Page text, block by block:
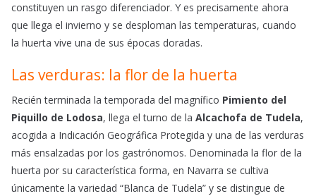
constituyen un rasgo diferenciador. Y es precisamente ahora
que llega el invierno y se desploman las temperaturas, cuando
la huerta vive una de sus épocas doradas.
Las verduras: la flor de la huerta
Recién terminada la temporada del magnífico Pimiento del
Piquillo de Lodosa, llega el turno de la Alcachofa de Tudela,
acogida a Indicación Geográfica Protegida y una de las verduras
más ensalzadas por los gastrónomos. Denominada la flor de la
huerta por su característica forma, en Navarra se cultiva
únicamente la variedad “Blanca de Tudela” y se distingue de